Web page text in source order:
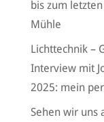
bis zum
Mühle
Lichttechnik –
Interview mit
2025: mein
Sehen wir uns